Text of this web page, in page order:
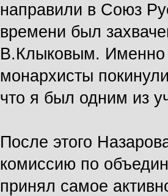
направили в Союз
времени был
В.Клыковым. Именно
монархисты
что я был одним из
После этого
комиссию по
принял самое